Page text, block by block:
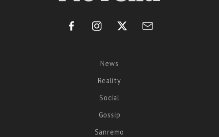
News
Reality
Social
Gossip
Sanremo